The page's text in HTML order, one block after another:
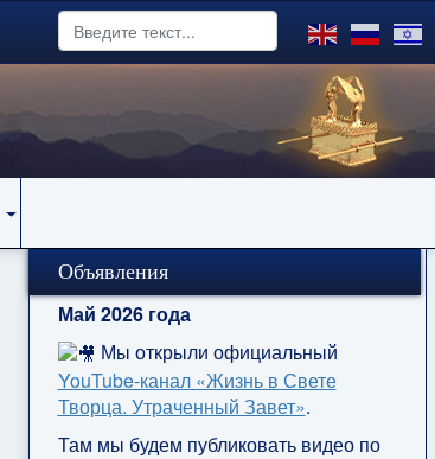
Объявления
Май 2026 года
Мы открыли официальный
YouTube‑канал «Жизнь в Свете
Творца. Утраченный Завет».
Там мы будем публиковать видео по